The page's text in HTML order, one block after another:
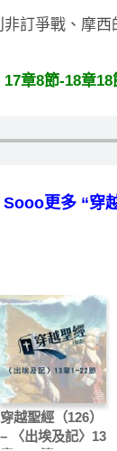
訂爭戰、摩西
17章8節-18章18
Sooo更多 “穿
穿越聖經（126）
– 〈出埃及記〉13